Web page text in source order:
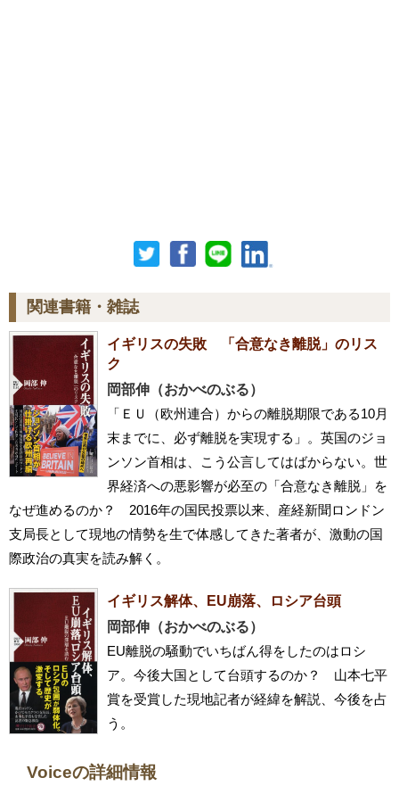
関連書籍・雑誌
イギリスの失敗 「合意なき離脱」のリス
ク
岡部伸（おかべのぶる）
「ＥＵ（欧州連合）からの離脱期限である10月
末までに、必ず離脱を実現する」。英国のジョ
ンソン首相は、こう公言してはばからない。世
界経済への悪影響が必至の「合意なき離脱」を
なぜ進めるのか？ 2016年の国民投票以来、産経新聞ロンドン
支局長として現地の情勢を生で体感してきた著者が、激動の国
際政治の真実を読み解く。
イギリス解体、EU崩落、ロシア台頭
岡部伸（おかべのぶる）
EU離脱の騒動でいちばん得をしたのはロシ
ア。今後大国として台頭するのか？ 山本七平
賞を受賞した現地記者が経緯を解説、今後を占
う。
Voiceの詳細情報